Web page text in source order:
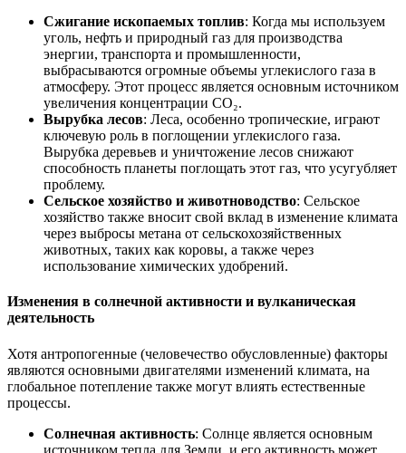
Сжигание ископаемых топлив: Когда мы используем
уголь, нефть и природный газ для производства
энергии, транспорта и промышленности,
выбрасываются огромные объемы углекислого газа в
атмосферу. Этот процесс является основным источником
увеличения концентрации CO₂.
Вырубка лесов: Леса, особенно тропические, играют
ключевую роль в поглощении углекислого газа.
Вырубка деревьев и уничтожение лесов снижают
способность планеты поглощать этот газ, что усугубляет
проблему.
Сельское хозяйство и животноводство: Сельское
хозяйство также вносит свой вклад в изменение климата
через выбросы метана от сельскохозяйственных
животных, таких как коровы, а также через
использование химических удобрений.
Изменения в солнечной активности и вулканическая
деятельность
Хотя антропогенные (человечество обусловленные) факторы
являются основными двигателями изменений климата, на
глобальное потепление также могут влиять естественные
процессы.
Солнечная активность: Солнце является основным
источником тепла для Земли, и его активность может